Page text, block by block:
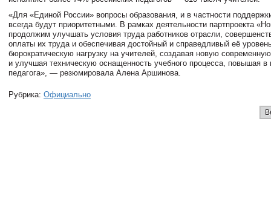
«Для «Единой России» вопросы образования, и в частности
всегда будут приоритетными. В рамках деятельности партпроекта
продолжим улучшать условия труда работников отрасли,
оплаты их труда и обеспечивая достойный и справедливый её
бюрократическую нагрузку на учителей, создавая новую
и улучшая техническую оснащенность учебного процесса, повышая в
педагога», — резюмировала Алена Аршинова.
Рубрика: Официально